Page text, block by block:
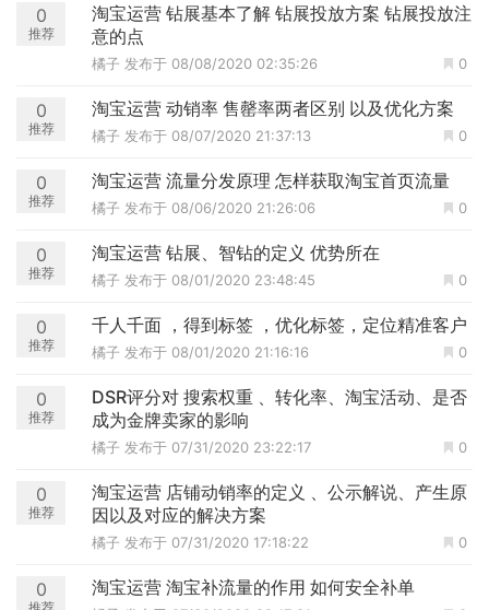
0
推荐
淘宝运营 钻展基本了解 钻展投放方案 钻展投放注
意的点
0
橘子 发布于 08/08/2020 02:35:26
0
推荐
淘宝运营 动销率 售罄率两者区别 以及优化方案
0
橘子 发布于 08/07/2020 21:37:13
0
推荐
淘宝运营 流量分发原理 怎样获取淘宝首页流量
0
橘子 发布于 08/06/2020 21:26:06
0
推荐
淘宝运营 钻展、智钻的定义 优势所在
0
橘子 发布于 08/01/2020 23:48:45
0
推荐
千人千面 ，得到标签 ，优化标签，定位精准客户
0
橘子 发布于 08/01/2020 21:16:16
0
推荐
DSR评分对 搜索权重 、转化率、淘宝活动、是否
成为金牌卖家的影响
0
橘子 发布于 07/31/2020 23:22:17
0
推荐
淘宝运营 店铺动销率的定义 、公示解说、产生原
因以及对应的解决方案
0
橘子 发布于 07/31/2020 17:18:22
0 淘宝运营 淘宝补流量的作用 如何安全补单